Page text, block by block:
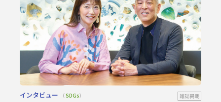
インタビュー SDGs 雑誌掲載